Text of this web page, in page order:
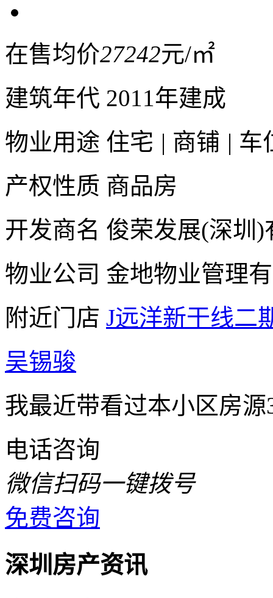
在售均价27242元/㎡
建筑年代 2011年建成
物业用途 住宅 | 商铺 | 车
产权性质 商品房
开发商名 俊荣发展(深圳)
物业公司 金地物业管理
附近门店 J远洋新干线二
吴锡骏
我最近带看过本小区房
电话咨询
微信扫码一键拨号
免费咨询
深圳房产资讯